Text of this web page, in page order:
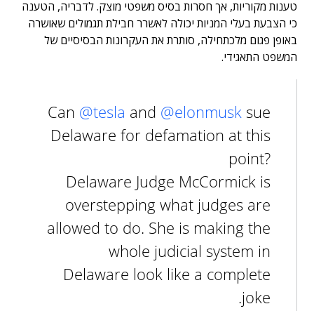
טענות מקוריות, אך חסרות בסיס משפטי מוצק. לדבריה, הטענה
כי הצבעת בעלי המניות יכולה לאשרר חבילת תגמולים שאושרה
באופן פגום מלכתחילה, סותרת את העקרונות הבסיסיים של
המשפט התאגידי.
Can @tesla and @elonmusk sue
Delaware for defamation at this
point?
Delaware Judge McCormick is
overstepping what judges are
allowed to do. She is making the
whole judicial system in
Delaware look like a complete
joke.